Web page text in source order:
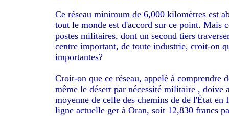
Ce réseau minimum de 6,000 kilomètres est
tout le monde est d'accord sur ce point. Mais
postes militaires, dont un second tiers
centre important, de toute industrie, croit-on
importantes?
Croit-on que ce réseau, appelé à comprendre
même le désert par nécessité militaire , doive
moyenne de celle des chemins de de l'État en
ligne actuelle ger à Oran, soit 12,830 francs